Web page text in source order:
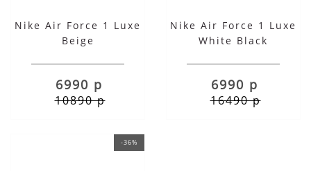
Nike Air Force 1 Luxe
Beige
6990 р
10890 р
Nike Air Force 1 Luxe
White Black
6990 р
16490 р
-36%